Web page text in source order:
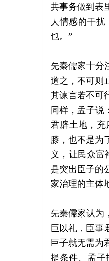
共事务做到表
人情感的干扰
也。”
先秦儒家十分
道之，不可则
其谏言若不可
同样，孟子说
君辟土地，充
膝，也不是为
义，让民众富
是突出臣子的
家治理的主体
先秦儒家认为
臣以礼，臣事
臣子就无需为
提条件。孟子